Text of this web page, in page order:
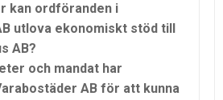
kan ordföranden i
utlova ekonomiskt stöd till
AB?
och mandat har
AB för att kunna